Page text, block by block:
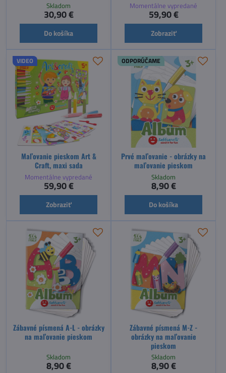
Skladom
30,90 €
Do košíka
Momentálne vypredané
59,90 €
Zobraziť
VIDEO
Maľovanie pieskom Art &
Craft, maxi sada
Momentálne vypredané
59,90 €
Zobraziť
ODPORÚČAME
Prvé maľovanie - obrázky na
maľovanie pieskom
Skladom
8,90 €
Do košíka
Zábavné písmená A-L - obrázky
na maľovanie pieskom
Skladom
8,90 €
Zábavné písmená M-Z -
obrázky na maľovanie
pieskom
Skladom
8,90 €